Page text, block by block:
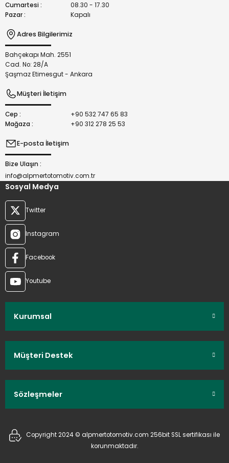
Cumartesi :
08.30 - 17.30
Pazar :
Kapalı
Adres Bilgilerimiz
Bahçekapı Mah. 2551
Cad. No: 28/A
Şaşmaz Etimesgut - Ankara
Müşteri İletişim
Cep :
+90 532 747 65 83
Mağaza :
+90 312 278 25 53
E-posta İletişim
Bize Ulaşın :
info@alpmertotomotiv.com.tr
Sosyal Medya
Twitter
Instagram
Facebook
Youtube
Kurumsal
Müşteri Destek
Sözleşmeler
Copyright 2024 © alpmertotomotiv.com 256bit SSL sertifikası ile
korunmaktadır.